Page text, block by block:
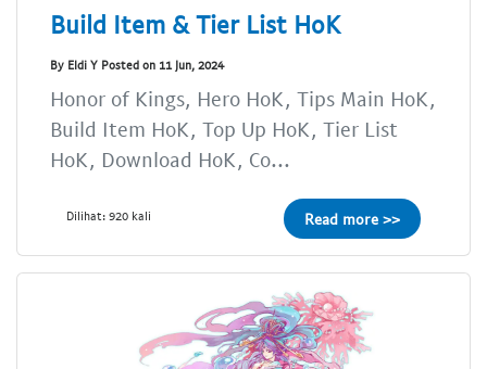
Build Item & Tier List HoK
By Eldi Y Posted on 11 Jun, 2024
Honor of Kings, Hero HoK, Tips Main HoK,
Build Item HoK, Top Up HoK, Tier List
HoK, Download HoK, Co...
Dilihat: 920 kali Read more >>